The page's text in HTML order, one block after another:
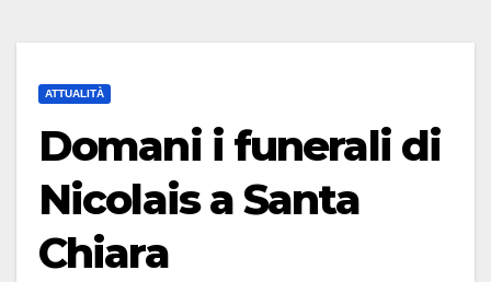
ATTUALITÀ
Domani i funerali di
Nicolais a Santa
Chiara